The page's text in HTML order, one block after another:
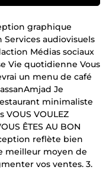
graphique
audiovisuels
Médias sociaux
Vie quotidienne Vous
un menu de café
Je
minimaliste
VOULEZ
ÊTES AU BON
reflète bien
meilleur moyen de
vos ventes. 3.